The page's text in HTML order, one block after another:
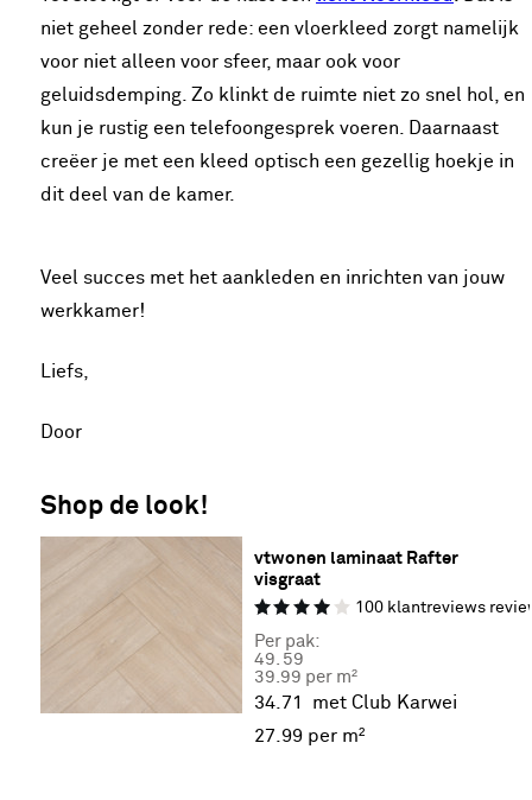
niet geheel zonder rede: een vloerkleed zorgt namelijk
voor niet alleen voor sfeer, maar ook voor
geluidsdemping. Zo klinkt de ruimte niet zo snel hol, en
kun je rustig een telefoongesprek voeren. Daarnaast
creëer je met een kleed optisch een gezellig hoekje in
dit deel van de kamer.
Veel succes met het aankleden en inrichten van jouw
werkkamer!
Liefs,
Door
Shop de look!
vtwonen laminaat Rafter
visgraat
100 klantreviews
Per pak:
49. 59
39.99 per m²
34.71
met Club Karwei
27. 99 per m²